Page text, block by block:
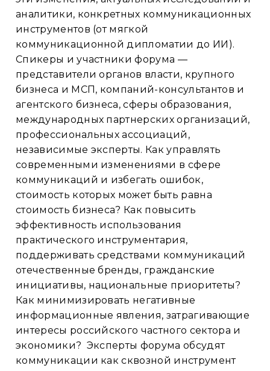
аналитики, конкретных коммуникационных
инструментов (от мягкой
коммуникационной дипломатии до ИИ).
Спикеры и участники форума —
представители органов власти, крупного
бизнеса и МСП, компаний-консультантов и
агентского бизнеса, сферы образования,
международных партнерских организаций,
профессиональных ассоциаций,
независимые эксперты. Как управлять
современными изменениями в сфере
коммуникаций и избегать ошибок,
стоимость которых может быть равна
стоимость бизнеса? Как повысить
эффективность использования
практического инструментария,
поддерживать средствами коммуникаций
отечественные бренды, гражданские
инициативы, национальные приоритеты?
Как минимизировать негативные
информационные явления, затрагивающие
интересы российского частного сектора и
экономики? Эксперты форума обсудят
коммуникации как сквозной инструмент